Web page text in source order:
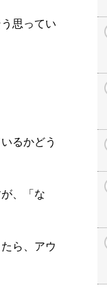
思ってい
るかどう
、「な
ら、アウ